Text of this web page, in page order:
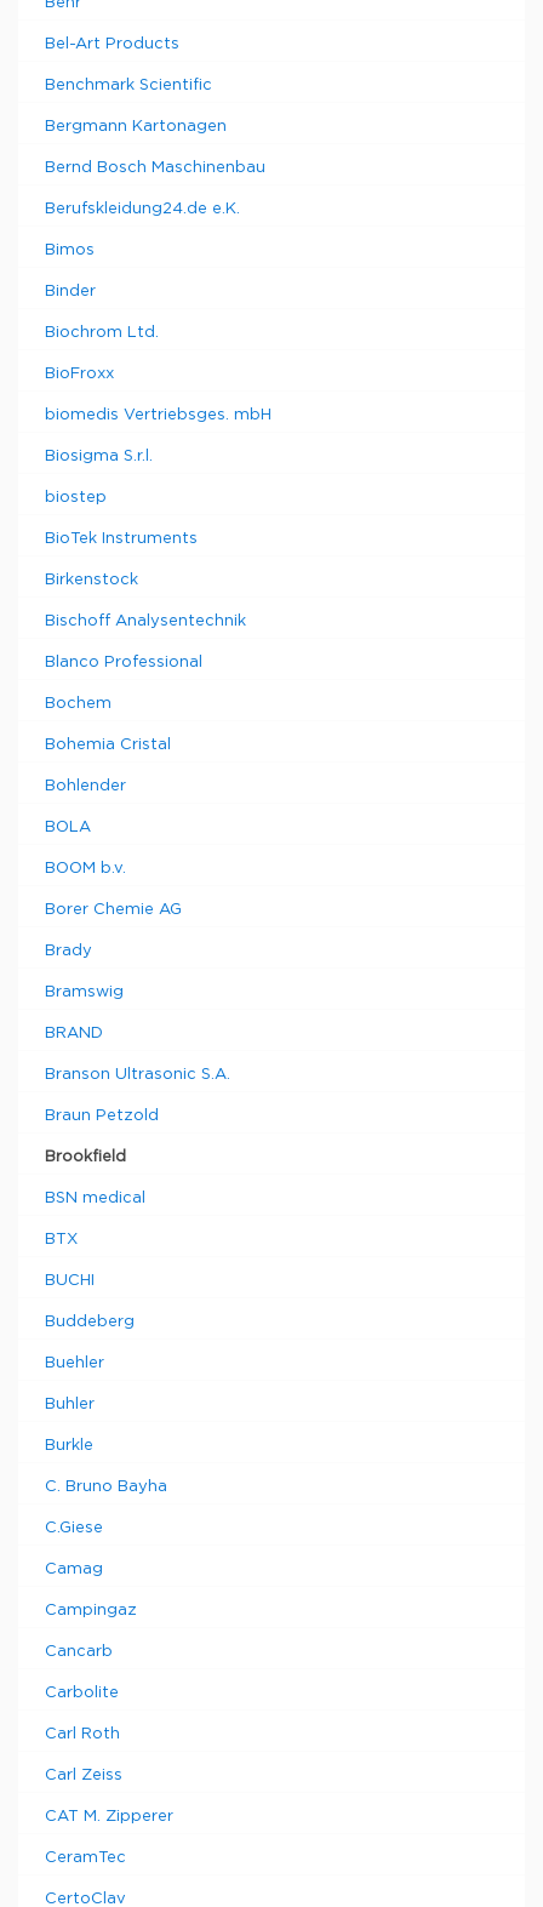
Behr
Bel-Art Products
Benchmark Scientific
Bergmann Kartonagen
Bernd Bosch Maschinenbau
Berufskleidung24.de e.K.
Bimos
Binder
Biochrom Ltd.
BioFroxx
biomedis Vertriebsges. mbH
Biosigma S.r.l.
biostep
BioTek Instruments
Birkenstock
Bischoff Analysentechnik
Blanco Professional
Bochem
Bohemia Cristal
Bohlender
BOLA
BOOM b.v.
Borer Chemie AG
Brady
Bramswig
BRAND
Branson Ultrasonic S.A.
Braun Petzold
Brookfield
BSN medical
BTX
BUCHI
Buddeberg
Buehler
Buhler
Burkle
C. Bruno Bayha
C.Giese
Camag
Campingaz
Cancarb
Carbolite
Carl Roth
Carl Zeiss
CAT M. Zipperer
CeramTec
CertoClav